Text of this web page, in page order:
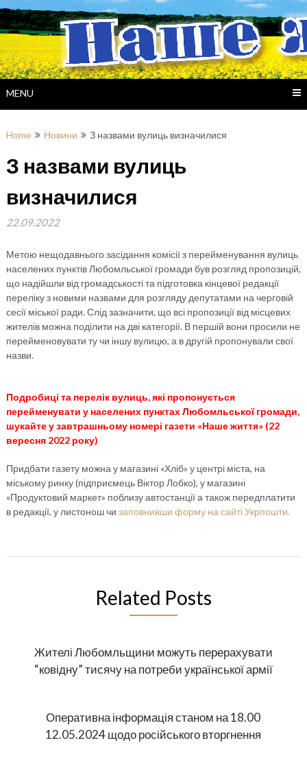
Skip
to
content
MENU
Home Новини З назвами вулиць визначилися
З назвами вулиць
визначилися
22.09.2022
Метою нещодавнього засідання комісії з перейменування вулиць
населених пунктів Любомльської громади був розгляд пропозицій,
що надійшли від громадськості та підготовка кінцевої редакції
переліку з новими назвами для розгляду депутатами на черговій
сесії міської ради. Слід зазначити, що всі пропозиції від місцевих
жителів можна поділити на дві категорії. В першій вони просили не
перейменовувати ту чи іншу вулицю, а в другій пропонували свої
назви.
Подробиці та перелік вулиць, які пропонується
перейменувати у населених пунктах Любомльської громади,
шукайте у завтрашньому номері газети «Наше життя» (22
вересня 2022 року)
Придбати газету можна у магазині «Хліб» у центрі міста, на
міському ринку (підприємець Віктор Лобко), у магазині
«Продуктовий маркет» поблизу автостанції а також передплатити
в редакції, у листонош чи заповнивши форму на сайті Укрпошти.
Related Posts
Жителі Любомльщини можуть перерахувати
“ковідну” тисячу на потреби української армії
Оперативна інформація станом на 18.00
12.05.2024 щодо російського вторгнення